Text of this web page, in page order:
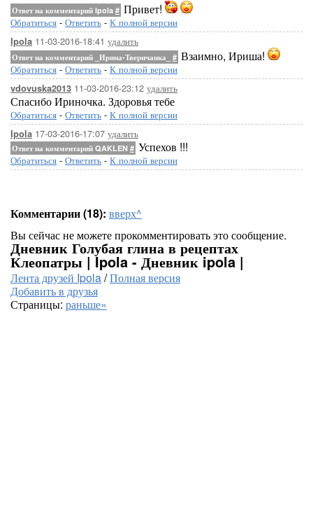
Ответ на комментарий Ipola # Привет!
Обратиться - Ответить - К полной версии
Ipola 11-03-2016-18:41 удалить
Ответ на комментарий _Ирина-Тверичанка_ # Взаимно, Ириша!
Обратиться - Ответить - К полной версии
vdovuska2013 11-03-2016-23:12 удалить
Спасибо Ириночка. Здоровья тебе
Обратиться - Ответить - К полной версии
Ipola 17-03-2016-17:07 удалить
Ответ на комментарий QAKLEN # Успехов !!!
Обратиться - Ответить - К полной версии
Комментарии (18): вверх^
Вы сейчас не можете прокомментировать это сообщение.
Дневник Голубая глина в рецептах
Клеопатры | Ipola - Дневник ipola |
Лента друзей Ipola/Полная версия
Добавить в друзья
Страницы: раньше»